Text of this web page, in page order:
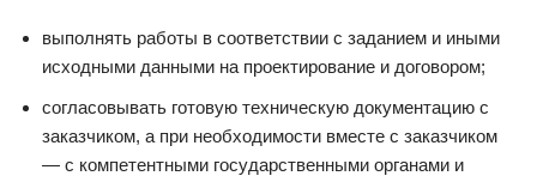
выполнять работы в соответствии с заданием и иными
исходными данными на проектирование и договором;
согласовывать готовую техническую документацию с
заказчиком, а при необходимости вместе с заказчиком
— с компетентными государственными органами и